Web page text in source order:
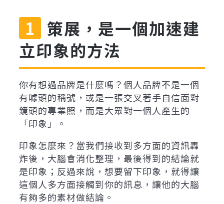
策展，是一個加速建
立印象的方法
你有想過品牌是什麼嗎？個人品牌不是一個
有噱頭的稱號，或是一張交叉著手自信面對
鏡頭的專業照，而是大眾對一個人產生的
「印象」。
印象怎麼來？當我們接收到多方面的資訊轟
炸後，大腦會消化整理，最後得到的結論就
是印象；反過來說，想要留下印象，就得讓
這個人多方面接觸到你的訊息，讓他的大腦
有夠多的素材做結論。